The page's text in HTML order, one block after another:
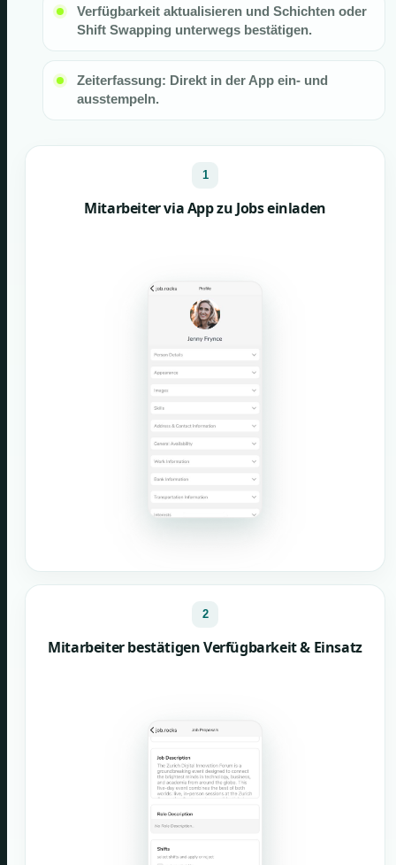
Verfügbarkeit aktualisieren und Schichten oder
Shift Swapping unterwegs bestätigen.
Zeiterfassung: Direkt in der App ein- und
ausstempeln.
1
Mitarbeiter via App zu Jobs einladen
2
Mitarbeiter bestätigen Verfügbarkeit & Einsatz